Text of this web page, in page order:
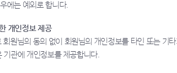
에는 예외로 합니다.
개인정보 제공
원님의 동의 없이 회원님의 개인정보를 타인 또는 기
기관에 개인정보를 제공합니다.